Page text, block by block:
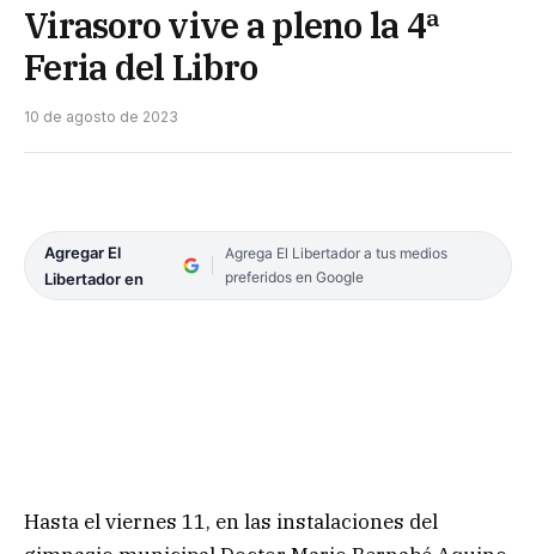
Virasoro vive a pleno la 4ª
Feria del Libro
10 de agosto de 2023
Agregar El
Libertador en
Agrega El Libertador a tus medios
preferidos en Google
Hasta el viernes 11, en las instalaciones del